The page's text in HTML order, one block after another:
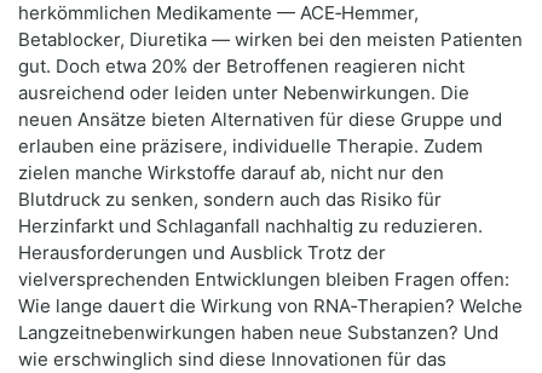
herkömmlichen Medikamente — ACE‑Hemmer,
Betablocker, Diuretika — wirken bei den meisten Patienten
gut. Doch etwa 20% der Betroffenen reagieren nicht
ausreichend oder leiden unter Nebenwirkungen. Die
neuen Ansätze bieten Alternativen für diese Gruppe und
erlauben eine präzisere, individuelle Therapie. Zudem
zielen manche Wirkstoffe darauf ab, nicht nur den
Blutdruck zu senken, sondern auch das Risiko für
Herzinfarkt und Schlaganfall nachhaltig zu reduzieren.
Herausforderungen und Ausblick Trotz der
vielversprechenden Entwicklungen bleiben Fragen offen:
Wie lange dauert die Wirkung von RNA‑Therapien? Welche
Langzeitnebenwirkungen haben neue Substanzen? Und
wie erschwinglich sind diese Innovationen für das